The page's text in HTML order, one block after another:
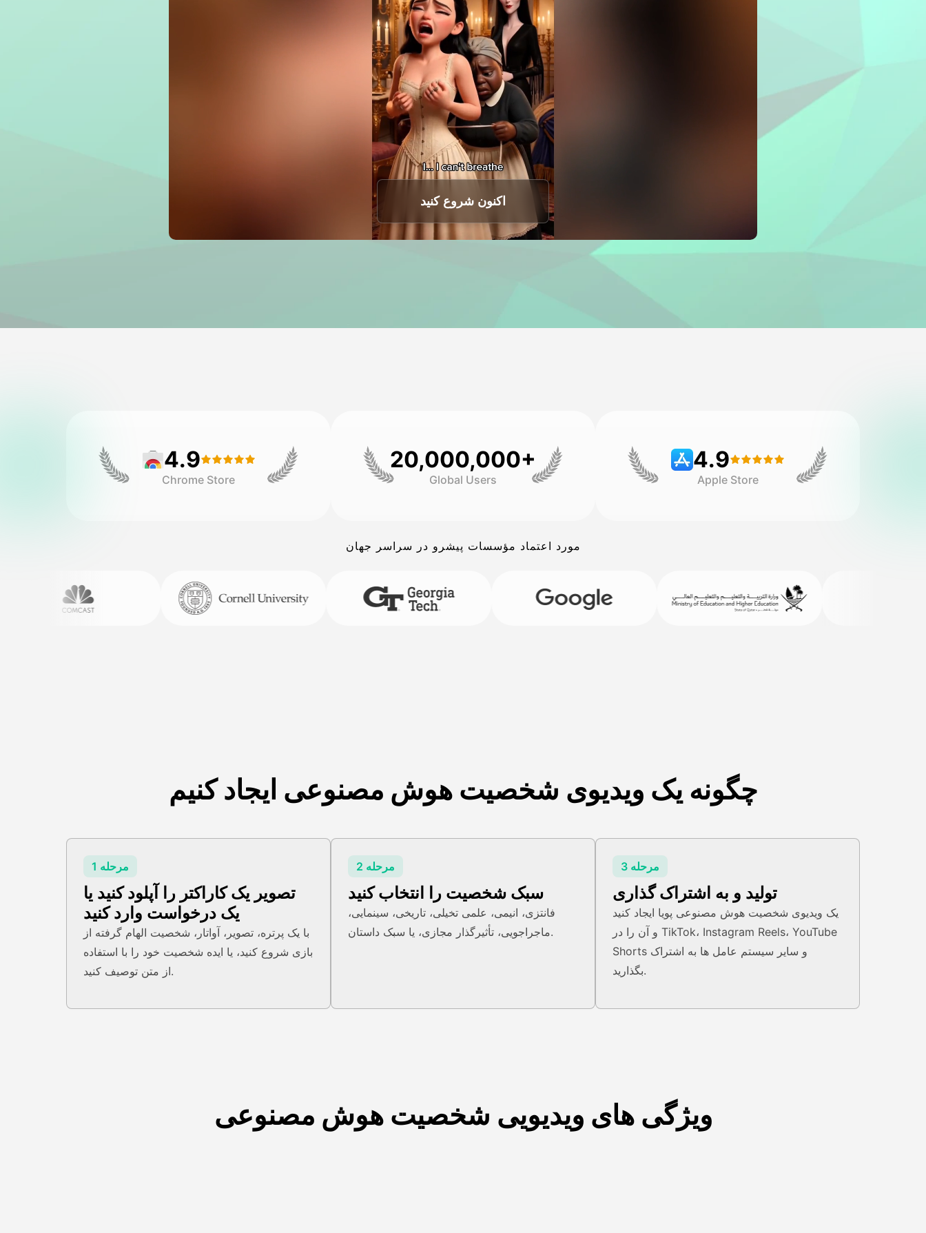
اکنون شروع کنید
4.9
Chrome Store
20,000,000+
Global Users
4.9
Apple Store
مورد اعتماد مؤسسات پیشرو در سراسر جهان
چگونه یک ویدیوی شخصیت هوش مصنوعی ایجاد کنیم
مرحله 1
تصویر یک کاراکتر را آپلود کنید یا
یک درخواست وارد کنید
با یک پرتره، تصویر، آواتار، شخصیت الهام گرفته از
بازی شروع کنید، یا ایده شخصیت خود را با استفاده
از متن توصیف کنید.
مرحله 2
سبک شخصیت را انتخاب کنید
فانتزی، انیمی، علمی تخیلی، تاریخی، سینمایی،
ماجراجویی، تأثیرگذار مجازی، یا سبک داستان.
مرحله 3
تولید و به اشتراک گذاری
یک ویدیوی شخصیت هوش مصنوعی پویا ایجاد کنید
و آن را در TikTok، Instagram Reels، YouTube
Shorts و سایر سیستم عامل ها به اشتراک
بگذارید.
ویژگی های ویدیویی شخصیت هوش مصنوعی